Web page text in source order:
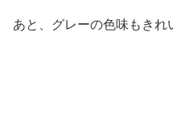
あと、グレーの色味もきれ